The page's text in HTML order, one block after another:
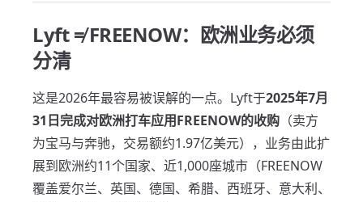
Lyft ≠ FREENOW：欧洲业务必须
分清
这是2026年最容易被误解的一点。Lyft于2025年7月
31日完成对欧洲打车应用FREENOW的收购 （卖方
为宝马与奔驰，交易额约1.97亿美元），业务由此扩
展到欧洲约11个国家、近1,000座城市（FREENOW
覆盖爱尔兰、英国、德国、希腊、西班牙、意大利、